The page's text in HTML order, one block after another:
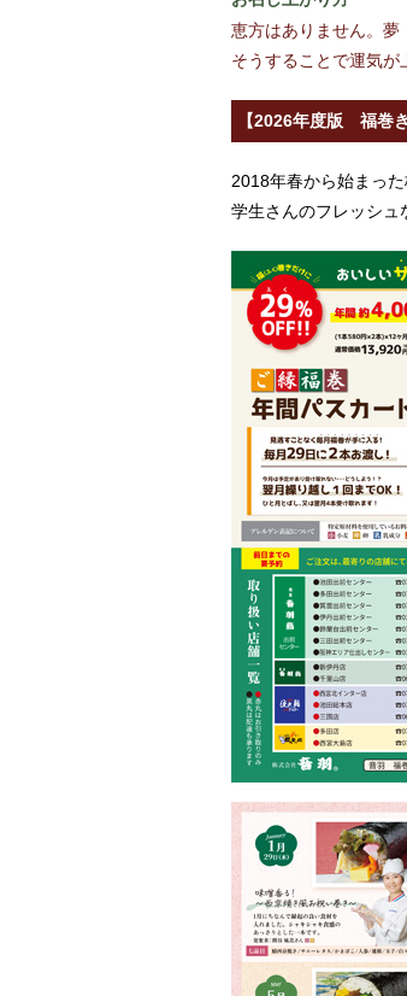
恵方はありません。夢
そうすることで運気が
【2026年度版 福巻
2018年春から始まっ
学生さんのフレッシュ